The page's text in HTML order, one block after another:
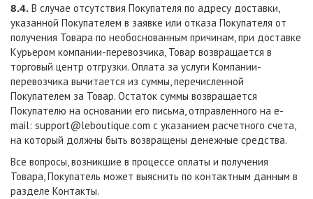
8.4. В случае отсутствия Покупателя по адресу доставки,
указанной Покупателем в заявке или отказа Покупателя от
получения Товара по необоснованным причинам, при доставке
Курьером компании-перевозчика, Товар возвращается в
торговый центр отгрузки. Оплата за услуги Компании-
перевозчика вычитается из суммы, перечисленной
Покупателем за Товар. Остаток суммы возвращается
Покупателю на основании его письма, отправленного на e-
mail: support@leboutique.com с указанием расчетного счета,
на который должны быть возвращены денежные средства.
Все вопросы, возникшие в процессе оплаты и получения
Товара, Покупатель может выяснить по контактным данным в
разделе Контакты.